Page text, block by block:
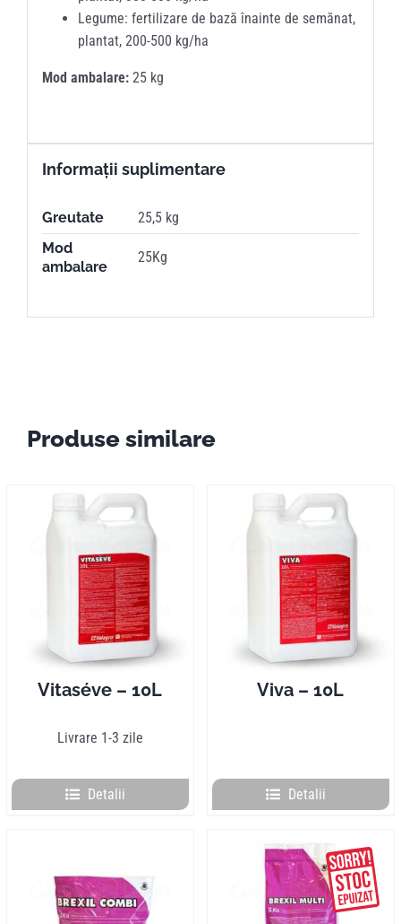
Legume: fertilizare de bază înainte de semănat,
plantat, 200-500 kg/ha
Mod ambalare:25 kg
Informații suplimentare
Greutate
25,5 kg
Mod
ambalare
25Kg
Produse similare
Vitaséve – 10L
Livrare 1-3 zile
Detalii
Viva – 10L
Detalii